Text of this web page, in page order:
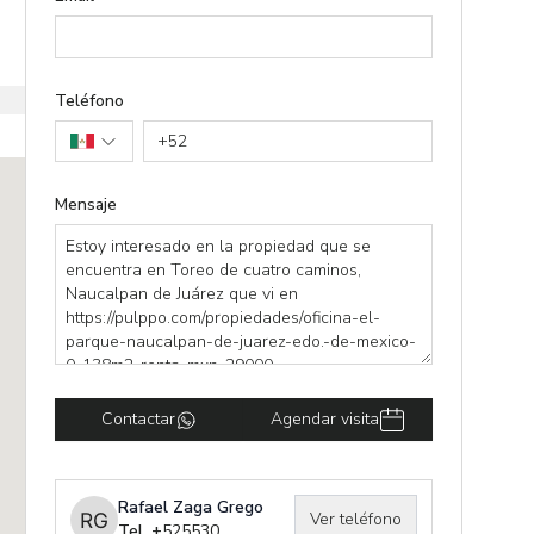
Teléfono
+52
Mensaje
Contactar Agendar visita
Rafael Zaga Grego
Ver teléfono